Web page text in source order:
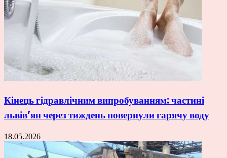
Кінець гідравлічним випробуванням: частині
львів’ян через тиждень повернули гарячу воду
18.05.2026